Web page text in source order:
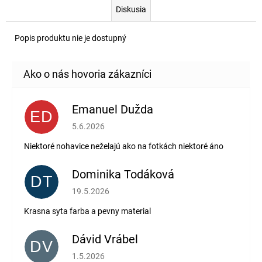
Diskusia
Popis produktu nie je dostupný
ED Emanuel Dužda
Hodnotenie obchodu je 2 z 5 hviezdičiek.
5.6.2026
Niektoré nohavice neželajú ako na fotkách niektoré áno
DT Dominika Todáková
Hodnotenie obchodu je 5 z 5 hviezdičiek.
19.5.2026
Krasna syta farba a pevny material
DV Dávid Vrábel
Hodnotenie obchodu je 5 z 5 hviezdičiek.
1.5.2026